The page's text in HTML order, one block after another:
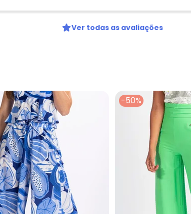
Ver todas as avaliações
-50%
Nome
Digite seu e-mail
Telefone